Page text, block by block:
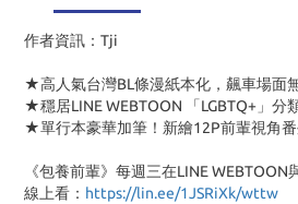
作者資訊：Tji
★高人氣台灣BL條漫紙本化，飆車場面
★穩居LINE WEBTOON 「LGBTQ+ 」分
★單行本豪華加筆！新繪12P前輩視角番
《包養前輩》每週三在LINE WEBTOON
線上看： https://lin.ee/1JSRiXk/wttw